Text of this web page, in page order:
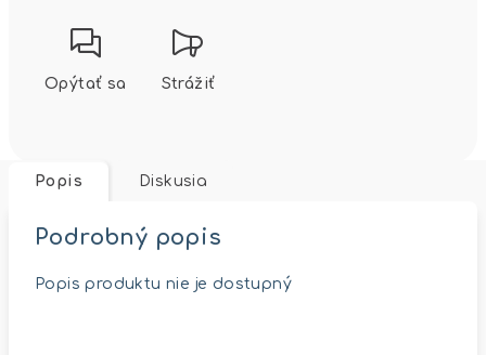
Opýtať sa Strážiť
Popis Diskusia
Podrobný popis
Popis produktu nie je dostupný